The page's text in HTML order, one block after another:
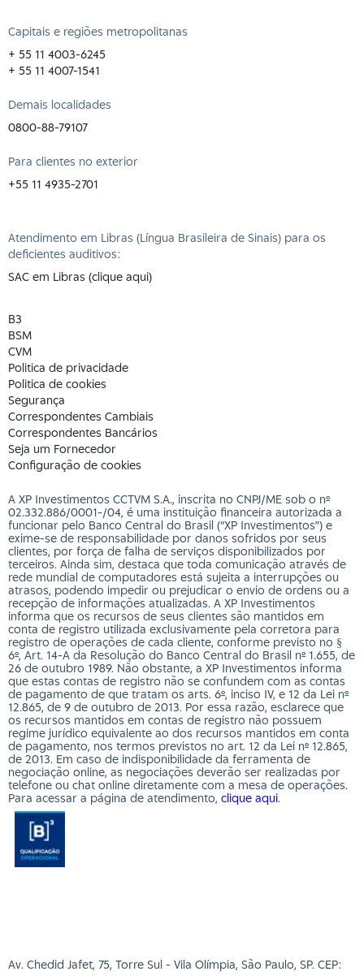
Capitais e regiões metropolitanas
+ 55 11 4003-6245
+ 55 11 4007-1541
Demais localidades
0800-88-79107
Para clientes no exterior
+55 11 4935-2701
Atendimento em Libras (Língua Brasileira de Sinais) para os
deficientes auditivos:
SAC em Libras (clique aqui)
B3
BSM
CVM
Politica de privacidade
Politica de cookies
Segurança
Correspondentes Cambiais
Correspondentes Bancários
Seja um Fornecedor
Configuração de cookies
A XP Investimentos CCTVM S.A., inscrita no CNPJ/ME sob o nº
02.332.886/0001-/­04, é uma instituição financeira autorizada a
funcionar pelo Banco Central do Brasil (“XP Investimentos”) e
exime-se de responsabilidade por danos sofridos por seus
clientes, por força de falha de serviços disponibilizados por
terceiros. Ainda sim, destaca que toda comunicação através de
rede mundial de computadores está sujeita a interrupções ou
atrasos, podendo impedir ou prejudicar o envio de ordens ou a
recepção de informações atualizadas. A XP Investimentos
informa que os recursos de seus clientes são mantidos em
conta de registro utilizada exclusivamente pela corretora para
registro de operações de cada cliente, conforme previsto no §
6º, Art. 14-A da Resolução do Banco Central do Brasil nº 1.655, de
26 de outubro 1989. Não obstante, a XP Investimentos informa
que estas contas de registro não se confundem com as contas
de pagamento de que tratam os arts. 6º, inciso IV, e 12 da Lei nº
12.865, de 9 de outubro de 2013. Por essa razão, esclarece que
os recursos mantidos em contas de registro não possuem
regime jurídico equivalente ao dos recursos mantidos em conta
de pagamento, nos termos previstos no art. 12 da Lei nº 12.865,
de 2013. Em caso de indisponibilidade da ferramenta de
negociação online, as negociações deverão ser realizadas por
telefone ou chat online diretamente com a mesa de operações.
Para acessar a página de atendimento, clique aqui.
Av. Chedid Jafet, 75, Torre Sul - Vila Olímpia, São Paulo, SP. CEP: